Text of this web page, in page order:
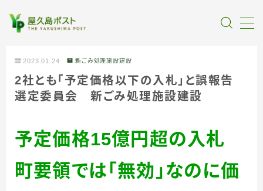
全記事カテゴリー
2023.01.24 新ごみ処理施設建設
2社とも「予定価格以下の入札」と誤報告
選定委員会 新ごみ処理施設建設
予定価格15億円超の入札
町要領では「無効」 なのに価